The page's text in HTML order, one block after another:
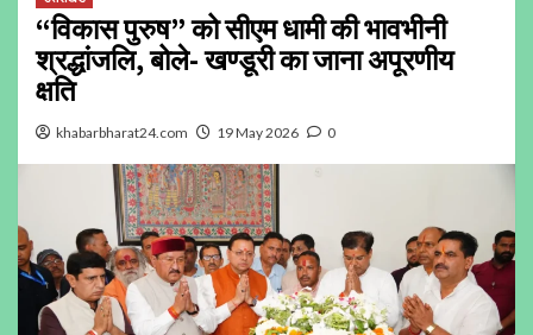
“विकास पुरुष” को सीएम धामी की भावभीनी
श्रद्धांजलि, बोले- खण्डूरी का जाना अपूरणीय
क्षति
khabarbharat24.com 19 May 2026 0